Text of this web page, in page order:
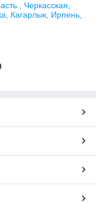
, Черкасская,
Кагарлык, Ирпень,